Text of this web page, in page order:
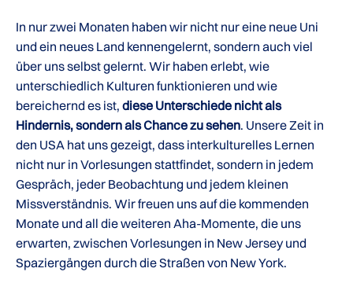
In nur zwei Monaten haben wir nicht nur eine neue Uni
und ein neues Land kennengelernt, sondern auch viel
über uns selbst gelernt. Wir haben erlebt, wie
unterschiedlich Kulturen funktionieren und wie
bereichernd es ist, diese Unterschiede nicht als
Hindernis, sondern als Chance zu sehen. Unsere Zeit in
den USA hat uns gezeigt, dass interkulturelles Lernen
nicht nur in Vorlesungen stattfindet, sondern in jedem
Gespräch, jeder Beobachtung und jedem kleinen
Missverständnis. Wir freuen uns auf die kommenden
Monate und all die weiteren Aha-Momente, die uns
erwarten, zwischen Vorlesungen in New Jersey und
Spaziergängen durch die Straßen von New York.